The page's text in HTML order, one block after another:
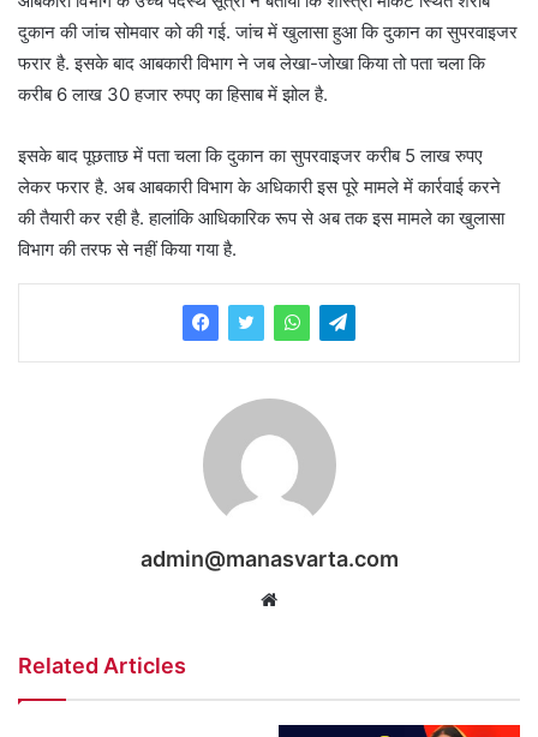
दुकान की जांच सोमवार को की गई. जांच में खुलासा हुआ कि दुकान का सुपरवाइजर
फरार है. इसके बाद आबकारी विभाग ने जब लेखा-जोखा किया तो पता चला कि
करीब 6 लाख 30 हजार रुपए का हिसाब में झोल है.
इसके बाद पूछताछ में पता चला कि दुकान का सुपरवाइजर करीब 5 लाख रुपए
लेकर फरार है. अब आबकारी विभाग के अधिकारी इस पूरे मामले में कार्रवाई करने
की तैयारी कर रही है. हालांकि आधिकारिक रूप से अब तक इस मामले का खुलासा
विभाग की तरफ से नहीं किया गया है.
admin@manasvarta.com
Website
Related Articles